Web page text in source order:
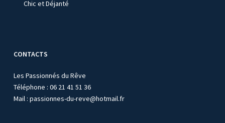
Chic et Déjanté
CONTACTS
Les Passionnés du Rêve
Téléphone : 06 21 41 51 36
Mail : passionnes-du-reve@hotmail.fr